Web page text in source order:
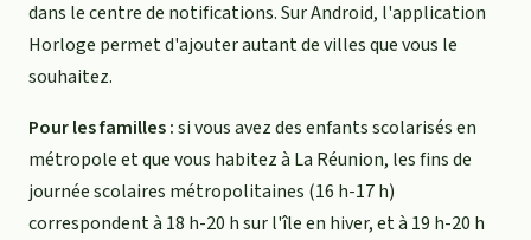
dans le centre de notifications. Sur Android, l'application
Horloge permet d'ajouter autant de villes que vous le
souhaitez.
Pour les familles :si vous avez des enfants scolarisés en
métropole et que vous habitez à La Réunion, les fins de
journée scolaires métropolitaines (16 h-17 h)
correspondent à 18 h-20 h sur l'île en hiver, et à 19 h-20 h